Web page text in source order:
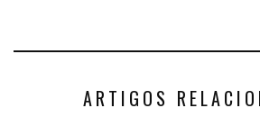
ARTIGOS